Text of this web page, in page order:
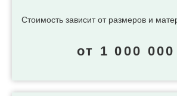
Стоимость зависит от размеров и
от 1 000